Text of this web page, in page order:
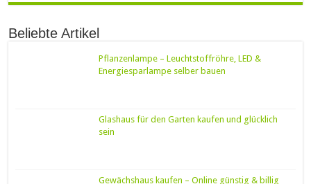
Beliebte Artikel
Pflanzenlampe – Leuchtstoffröhre, LED &
Energiesparlampe selber bauen
Glashaus für den Garten kaufen und glücklich
sein
Gewächshaus kaufen – Online günstig & billig